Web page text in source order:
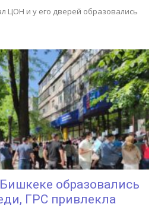
ЦОН и у его дверей образовались
образовались
ГРС привлекла